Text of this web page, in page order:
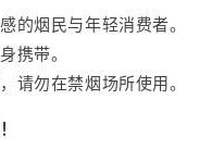
的烟民与年轻消费者。
携带。
请勿在禁烟场所使用。